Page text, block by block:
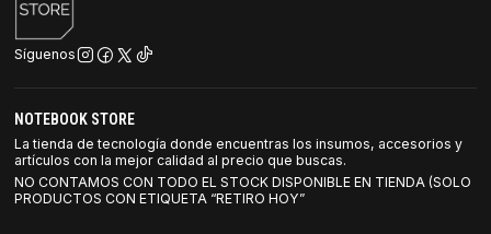
Síguenos
NOTEBOOK STORE
La tienda de tecnología donde encuentras los insumos, accesorios y
artículos con la mejor calidad al precio que buscas.
NO CONTAMOS CON TODO EL STOCK DISPONIBLE EN TIENDA (SOLO
PRODUCTOS CON ETIQUETA “RETIRO HOY”